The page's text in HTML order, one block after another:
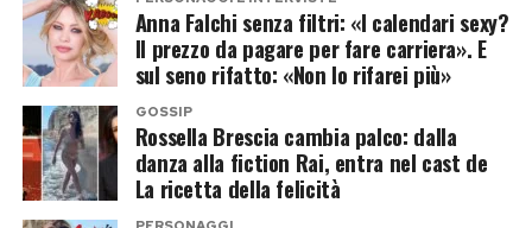
Post Views: 176
resistenza».
Eugenio Finardi lo ha definito «una delle figure
più importanti del dopoguerra italiano»,
ricordando come con lui si chiuda un’altra pagina
irripetibile del grande cantautorato.
Anna Falchi senza filtri: «I calendari sexy?
Il prezzo da pagare per fare carriera». E
sul seno rifatto: «Non lo rifarei più»
GOSSIP
Rossella Brescia cambia palco: dalla
danza alla fiction Rai, entra nel cast de
La ricetta della felicità